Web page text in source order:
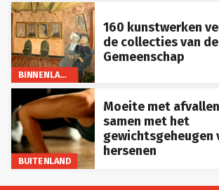
BINNENLAND
160 kunstwerken
de collecties van
Gemeenschap
BUITENLAND
Moeite met
samen met het
gewichtsgeheugen
hersenen